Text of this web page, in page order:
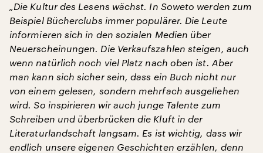
„Die Kultur des Lesens wächst. In Soweto werden zum
Beispiel Bücherclubs immer populärer. Die Leute
informieren sich in den sozialen Medien über
Neuerscheinungen. Die Verkaufszahlen steigen, auch
wenn natürlich noch viel Platz nach oben ist. Aber
man kann sich sicher sein, dass ein Buch nicht nur
von einem gelesen, sondern mehrfach ausgeliehen
wird. So inspirieren wir auch junge Talente zum
Schreiben und überbrücken die Kluft in der
Literaturlandschaft langsam. Es ist wichtig, dass wir
endlich unsere eigenen Geschichten erzählen, denn